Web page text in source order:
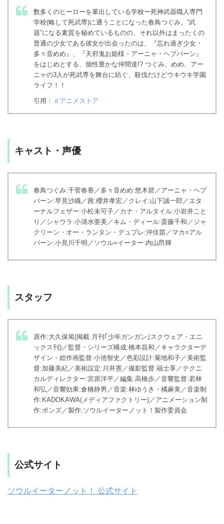
数多くのヒーローを輩出している学校ー死神武器職人専門
学校(略して死武専)に通うことになった春鳥つぐみ。“武
器”になる素質を秘めているものの、それ以外はまったくの
普通の少女である彼女が出会ったのは、『忘れ過ぎ少女・
多々音めめ』、『天邪鬼お姫様・アーニャ・ヘプバーン』
をはじめとする、個性豊かな仲間達!? つぐみ、めめ、アー
ニャの3人が死武専を舞台に紡ぐ、殺伐だけどウキウキ学園
ライフ！！
引用： ｄアニメストア
キャスト・声優
春鳥つぐみ:千菅春香／多々音めめ:悠木碧／アーニャ・ヘプ
バーン:早見沙織／茜:櫻井孝宏／クレイ:山下誠一郎／エタ
ーナルフェザー:小松未可子／カナ・アルタイル:小岩井こと
り／シャウラ:小清水亜美／キム・ディール:斎藤千和／ジャ
クリーン・オー・ランタン・デュプレ:沖佳苗／マカ=アル
バーン:小見川千明／ソウル=イーター:内山昂輝
スタッフ
原作:大久保篤(掲載 月刊｢少年ガンガン｣スクウェア・エニ
ックス刊)／監督・シリーズ構成:橋本昌和／キャラクターデ
ザイン・総作画監督:小池智史／色彩設計:菊地和子／美術監
督:加藤美紀／美術設定:川井憲／撮影監督:福士享／テクニ
カルディレクター:宮原洋平／編集:高橋歩／音響監督:若林
和弘／音響効果:倉橋静男／音楽:林ゆうき・橘麻美／音楽制
作:KADOKAWA(メディアファクトリー)／アニメーション制
作:ボンズ／製作:ソウルイーターノット！製作委員会
公式サイト
ソウルイーターノット！ 公式サイト